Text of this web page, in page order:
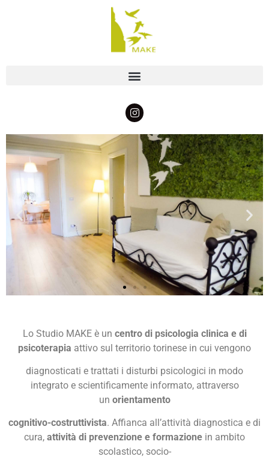
Fare ed essere insieme
Lo Studio MAKE è un centro di psicologia clinica e di
psicoterapia attivo sul territorio torinese in cui vengono
diagnosticati e trattati i disturbi psicologici in modo
integrato e scientificamente informato, attraverso
un orientamento
cognitivo-costruttivista. Affianca all’attività diagnostica e di
cura, attività di prevenzione e formazione in ambito
scolastico, socio-